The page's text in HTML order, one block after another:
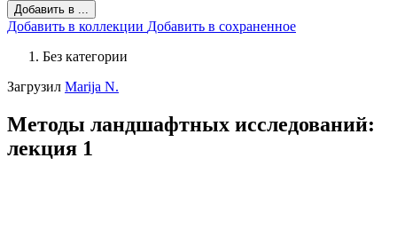
Добавить в ...
Добавить в коллекции Добавить в сохраненное
Без категории
Загрузил Marija N.
Методы ландшафтных исследований:
лекция 1